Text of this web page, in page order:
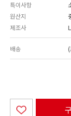
특이사항
원산지
제조사
배송